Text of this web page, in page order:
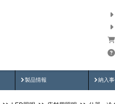
製品情報
製品動画 納入
納